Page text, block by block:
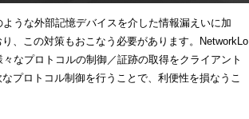
うな外部記憶デバイスを介した情報漏えいに加
、この対策もおこなう必要があります。NetworkLo
なプロトコルの制御／証跡の取得をクライアント
プロトコル制御を行うことで、利便性を損なうこ